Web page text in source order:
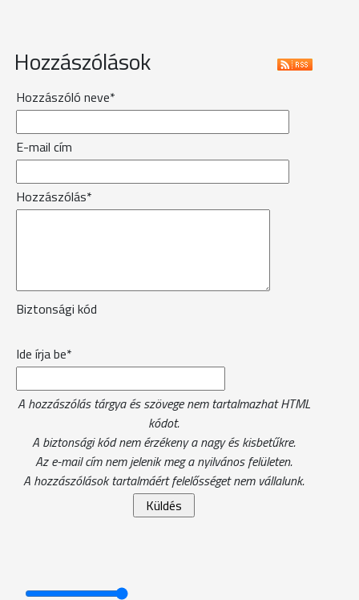
Hozzászólások
Hozzászóló neve*
E-mail cím
Hozzászólás*
Biztonsági kód
Ide írja be*
A hozzászólás tárgya és szövege nem tartalmazhat HTML
kódot.
A biztonsági kód nem érzékeny a nagy és kisbetűkre.
Az e-mail cím nem jelenik meg a nyilvános felületen.
A hozzászólások tartalmáért felelősséget nem vállalunk.